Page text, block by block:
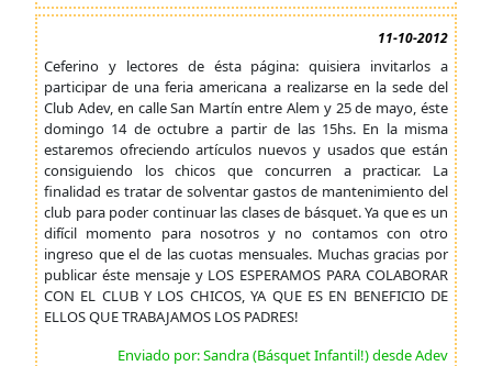
11-10-2012
Ceferino y lectores de ésta página: quisiera invitarlos a
participar de una feria americana a realizarse en la sede del
Club Adev, en calle San Martín entre Alem y 25 de mayo, éste
domingo 14 de octubre a partir de las 15hs. En la misma
estaremos ofreciendo artículos nuevos y usados que están
consiguiendo los chicos que concurren a practicar. La
finalidad es tratar de solventar gastos de mantenimiento del
club para poder continuar las clases de básquet. Ya que es un
difícil momento para nosotros y no contamos con otro
ingreso que el de las cuotas mensuales. Muchas gracias por
publicar éste mensaje y LOS ESPERAMOS PARA COLABORAR
CON EL CLUB Y LOS CHICOS, YA QUE ES EN BENEFICIO DE
ELLOS QUE TRABAJAMOS LOS PADRES!
Enviado por: Sandra (Básquet Infantil!) desde Adev